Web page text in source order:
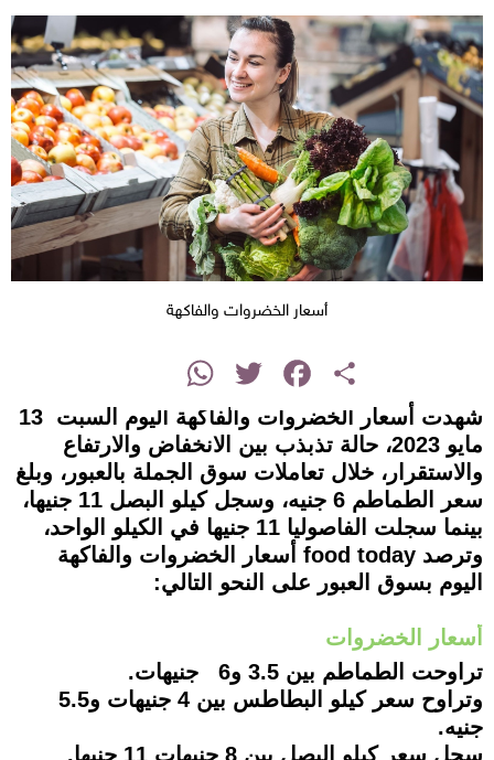
أسعار الخضروات والفاكهة
Share
Facebook
Twitter
WhatsApp
شهدت أسعار الخضروات والفاكهة اليوم السبت 13
مايو 2023، حالة تذبذب بين الانخفاض والارتفاع
والاستقرار، خلال تعاملات سوق الجملة بالعبور، وبلغ
سعر الطماطم 6 جنيه، وسجل كيلو البصل 11 جنيها،
بينما سجلت الفاصوليا 11 جنيها في الكيلو الواحد،
وترصد food today أسعار الخضروات والفاكهة
اليوم بسوق العبور على النحو التالي:
أسعار الخضروات
تراوحت الطماطم بين 3.5 و6 جنيهات.
وتراوح سعر كيلو البطاطس بين 4 جنيهات و5.5
جنيه.
سجل سعر كيلو البصل بين 8 جنيهات 11 جنيها.